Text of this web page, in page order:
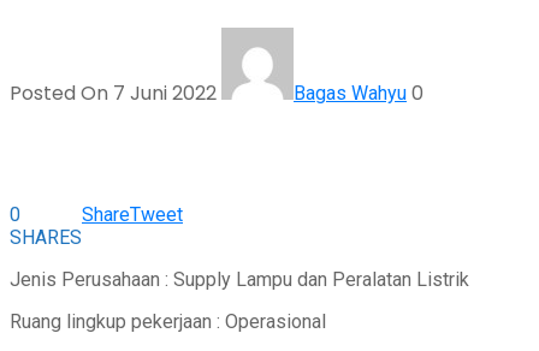
Posted On 7 Juni 2022 Bagas Wahyu 0
0
SHARES
ShareTweet
Jenis Perusahaan : Supply Lampu dan Peralatan Listrik
Ruang lingkup pekerjaan : Operasional